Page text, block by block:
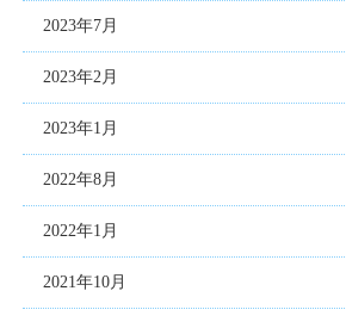
2023年7月
2023年2月
2023年1月
2022年8月
2022年1月
2021年10月